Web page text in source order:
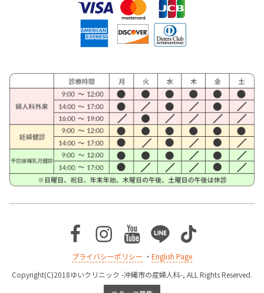
Facebook
Instagram
Youtube
LineTikTok
プライバシーポリシー ・ English Page
Copyright(C)2018ゆいクリニック -沖縄市の産婦人科-, ALL Rights Reserved.